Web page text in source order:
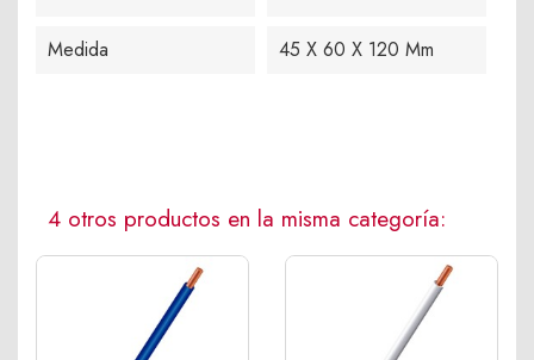
Medida 45 X 60 X 120 Mm
4 otros productos en la misma categoría: